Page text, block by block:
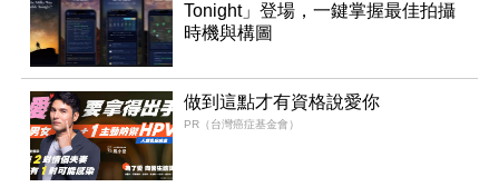
Tonight」登場，一鍵掌握最佳拍攝
時機與構圖
做到這點才有資格說愛你
PR（台灣癌症基金會）